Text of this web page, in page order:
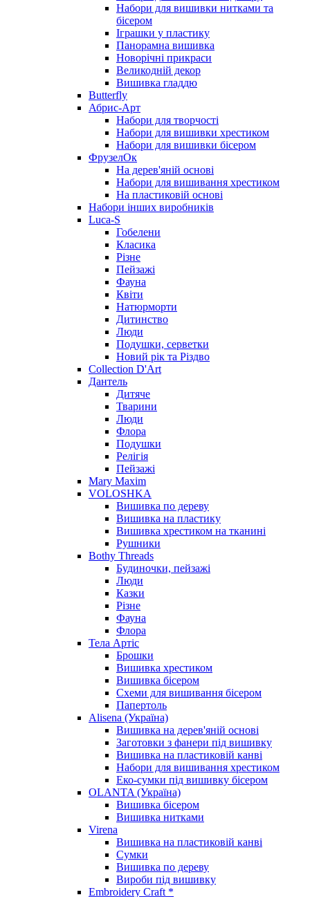
Набори для вишивки нитками та
бісером
Іграшки у пластику
Панорамна вишивка
Новорічні прикраси
Великодній декор
Вишивка гладдю
Butterfly
Абрис-Арт
Набори для творчості
Набори для вишивки хрестиком
Набори для вишивки бісером
ФрузелОк
На дерев'яній основі
Набори для вишивання хрестиком
На пластиковій основі
Набори інших виробників
Luca-S
Гобелени
Класика
Різне
Пейзажі
Фауна
Квіти
Натюрморти
Дитинство
Люди
Подушки, серветки
Новий рік та Різдво
Collection D'Art
Дантель
Дитяче
Тварини
Люди
Флора
Подушки
Релігія
Пейзажі
Mary Maxim
VOLOSHKA
Вишивка по дереву
Вишивка на пластику
Вишивка хрестиком на тканині
Рушники
Bothy Threads
Будиночки, пейзажі
Люди
Казки
Різне
Фауна
Флора
Тела Артіс
Брошки
Вишивка хрестиком
Вишивка бісером
Схеми для вишивання бісером
Папертоль
Alisena (Україна)
Вишивка на дерев'яній основі
Заготовки з фанери під вишивку
Вишивка на пластиковій канві
Набори для вишивання хрестиком
Еко-сумки під вишивку бісером
OLANTA (Україна)
Вишивка бісером
Вишивка нитками
Virena
Вишивка на пластиковій канві
Сумки
Вишивка по дереву
Вироби під вишивку
Embroidery Craft *